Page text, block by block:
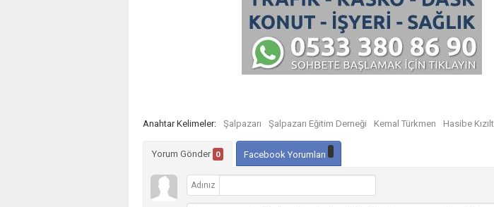
Anahtar Kelimeler: Şalpazarı Şalpazarı Eğitim Derneği Kemal Türkmen Hasibe
Yorum Gönder 0 Facebook Yorumları
Adınız